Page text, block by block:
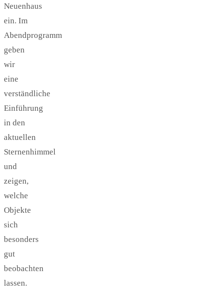
Neuenhaus
ein. Im
Abendprogramm
geben
wir
eine
verständliche
Einführung
in den
aktuellen
Sternenhimmel
und
zeigen,
welche
Objekte
sich
besonders
gut
beobachten
lassen.